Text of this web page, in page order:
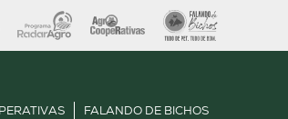
FALANDO DE BICHOS